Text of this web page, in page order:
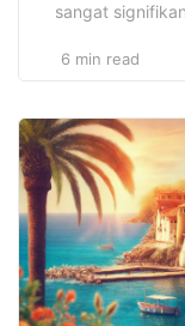
sangat
perangkat
memberikan
berkelanjutan
inovasi
peningkatan
6 min read